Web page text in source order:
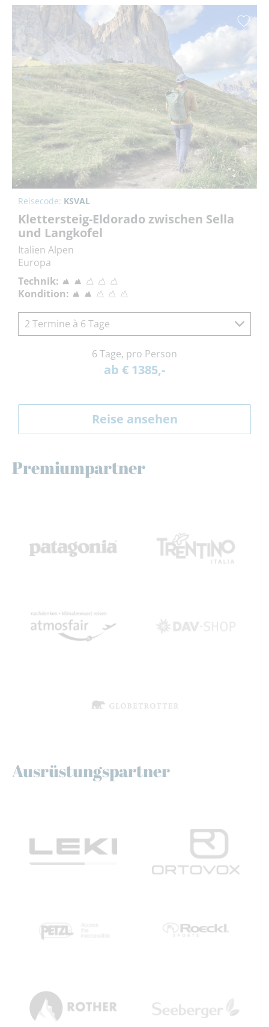
Reisecode: KSVAL
Klettersteig-Eldorado zwischen Sella
und Langkofel
Italien Alpen
Europa
Technik:
Kondition:
2 Termine à 6 Tage
6 Tage, pro Person
ab € 1385,-
Reise ansehen
Premiumpartner
Ausrüstungspartner